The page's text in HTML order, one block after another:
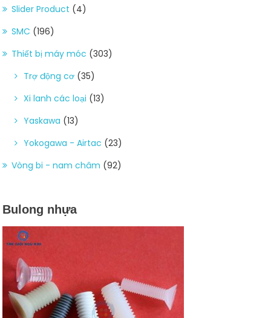
Slider Product (4)
SMC (196)
Thiết bị máy móc (303)
Trợ động cơ (35)
Xi lanh các loại (13)
Yaskawa (13)
Yokogawa - Airtac (23)
Vòng bi - nam châm (92)
Bulong nhựa